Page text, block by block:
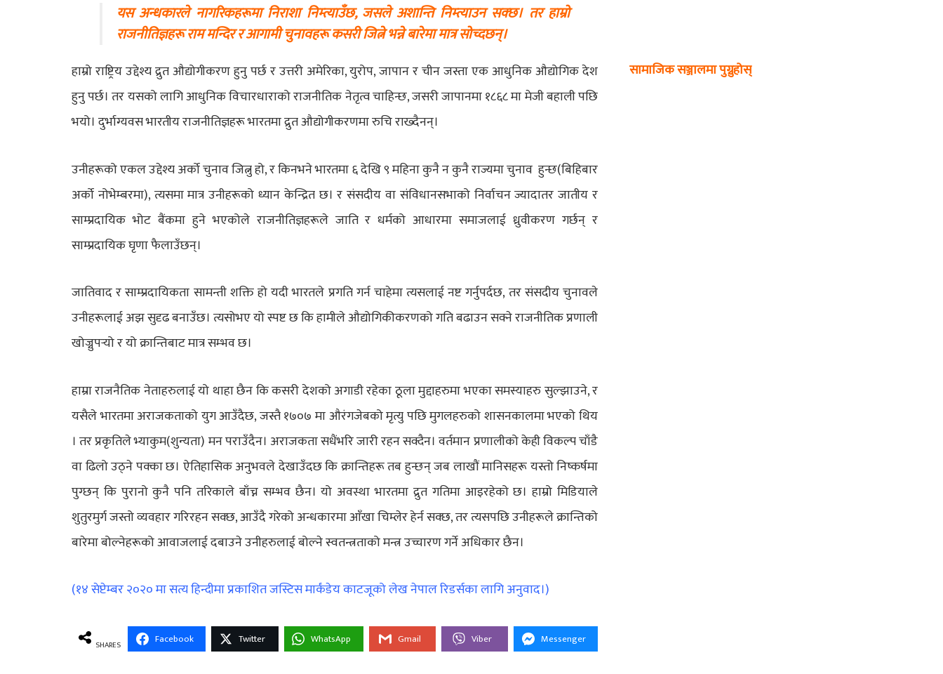
यस अन्धकारले नागरिकहरूमा निराशा निम्त्याउँछ, जसले अशान्ति निम्त्याउन सक्छ। तर हाम्रो
राजनीतिज्ञहरू राम मन्दिर र आगामी चुनावहरू कसरी जित्ने भन्ने बारेमा मात्र सोच्दछन्।
हाम्रो राष्ट्रिय उद्देश्य द्रुत औद्योगीकरण हुनु पर्छ र उत्तरी अमेरिका, युरोप, जापान र चीन जस्ता एक आधुनिक औद्योगिक देश
हुनु पर्छ। तर यसको लागि आधुनिक विचारधाराको राजनीतिक नेतृत्व चाहिन्छ, जसरी जापानमा १८६८ मा मेजी बहाली पछि
भयो। दुर्भाग्यवस भारतीय राजनीतिज्ञहरू भारतमा द्रुत औद्योगीकरणमा रुचि राख्दैनन्।
उनीहरूको एकल उद्देश्य अर्को चुनाव जित्नु हो, र किनभने भारतमा ६ देखि ९ महिना कुनै न कुनै राज्यमा चुनाव हुन्छ(बिहिबार
अर्को नोभेम्बरमा), त्यसमा मात्र उनीहरूको ध्यान केन्द्रित छ। र संसदीय वा संविधानसभाको निर्वाचन ज्यादातर जातीय र
साम्प्रदायिक भोट बैंकमा हुने भएकोले राजनीतिज्ञहरूले जाति र धर्मको आधारमा समाजलाई ध्रुवीकरण गर्छन् र
साम्प्रदायिक घृणा फैलाउँछन्।
जातिवाद र साम्प्रदायिकता सामन्ती शक्ति हो यदी भारतले प्रगति गर्न चाहेमा त्यसलाई नष्ट गर्नुपर्दछ, तर संसदीय चुनावले
उनीहरूलाई अझ सुदृढ बनाउँछ। त्यसोभए यो स्पष्ट छ कि हामीले औद्योगिकीकरणको गति बढाउन सक्ने राजनीतिक प्रणाली
खोज्नुपर्‍यो र यो क्रान्तिबाट मात्र सम्भव छ।
हाम्रा राजनैतिक नेताहरुलाई यो थाहा छैन कि कसरी देशको अगाडी रहेका ठूला मुद्दाहरुमा भएका समस्याहरु सुल्झाउने, र
यसैले भारतमा अराजकताको युग आउँदैछ, जस्तै १७०७ मा औरंगजेबको मृत्यु पछि मुगलहरुको शासनकालमा भएको थिय
। तर प्रकृतिले भ्याकुम(शुन्यता) मन पराउँदैन। अराजकता सधैंभरि जारी रहन सक्दैन। वर्तमान प्रणालीको केही विकल्प चाँडै
वा ढिलो उठ्ने पक्का छ। ऐतिहासिक अनुभवले देखाउँदछ कि क्रान्तिहरू तब हुन्छन् जब लाखौं मानिसहरू यस्तो निष्कर्षमा
पुग्छन् कि पुरानो कुनै पनि तरिकाले बाँच्न सम्भव छैन। यो अवस्था भारतमा द्रुत गतिमा आइरहेको छ। हाम्रो मिडियाले
शुतुरमुर्ग जस्तो व्यवहार गरिरहन सक्छ, आउँदै गरेको अन्धकारमा आँखा चिम्लेर हेर्न सक्छ, तर त्यसपछि उनीहरूले क्रान्तिको
बारेमा बोल्नेहरूको आवाजलाई दबाउने उनीहरुलाई बोल्ने स्वतन्त्रताको मन्त्र उच्चारण गर्ने अधिकार छैन।
(१४ सेप्टेम्बर २०२० मा सत्य हिन्दीमा प्रकाशित जस्टिस मार्कंडेय काटजूको लेख नेपाल रिडर्सका लागि अनुवाद।)
SHARES Facebook Twitter WhatsApp Gmail Viber Messenger
सामाजिक सञ्जालमा पुग्नुहोस्